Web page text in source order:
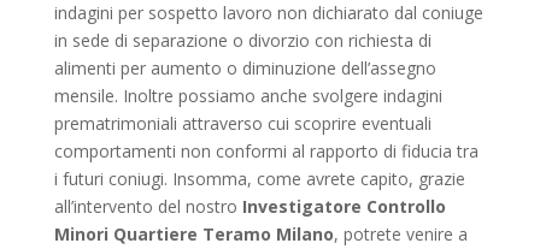
indagini per sospetto lavoro non dichiarato dal coniuge
in sede di separazione o divorzio con richiesta di
alimenti per aumento o diminuzione dell’assegno
mensile. Inoltre possiamo anche svolgere indagini
prematrimoniali attraverso cui scoprire eventuali
comportamenti non conformi al rapporto di fiducia tra
i futuri coniugi. Insomma, come avrete capito, grazie
all’intervento del nostro Investigatore Controllo
Minori Quartiere Teramo Milano, potrete venire a